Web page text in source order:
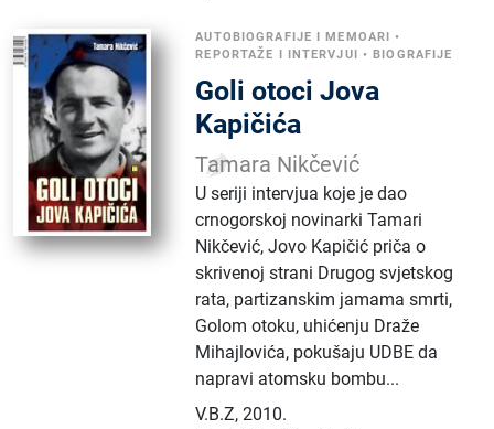
AUTOBIOGRAFIJE I MEMOARI •
REPORTAŽE I INTERVJUI •BIOGRAFIJE
Goli otoci Jova
Kapičića
Tamara Nikčević
U seriji intervjua koje je dao
crnogorskoj novinarki Tamari
Nikčević, Jovo Kapičić priča o
skrivenoj strani Drugog svjetskog
rata, partizanskim jamama smrti,
Golom otoku, uhićenju Draže
Mihajlovića, pokušaju UDBE da
napravi atomsku bombu...
V.B.Z,2010.